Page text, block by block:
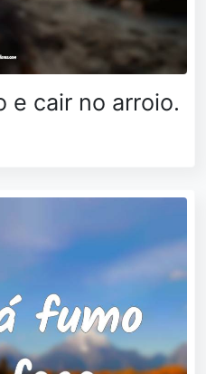
e cair no arroio.